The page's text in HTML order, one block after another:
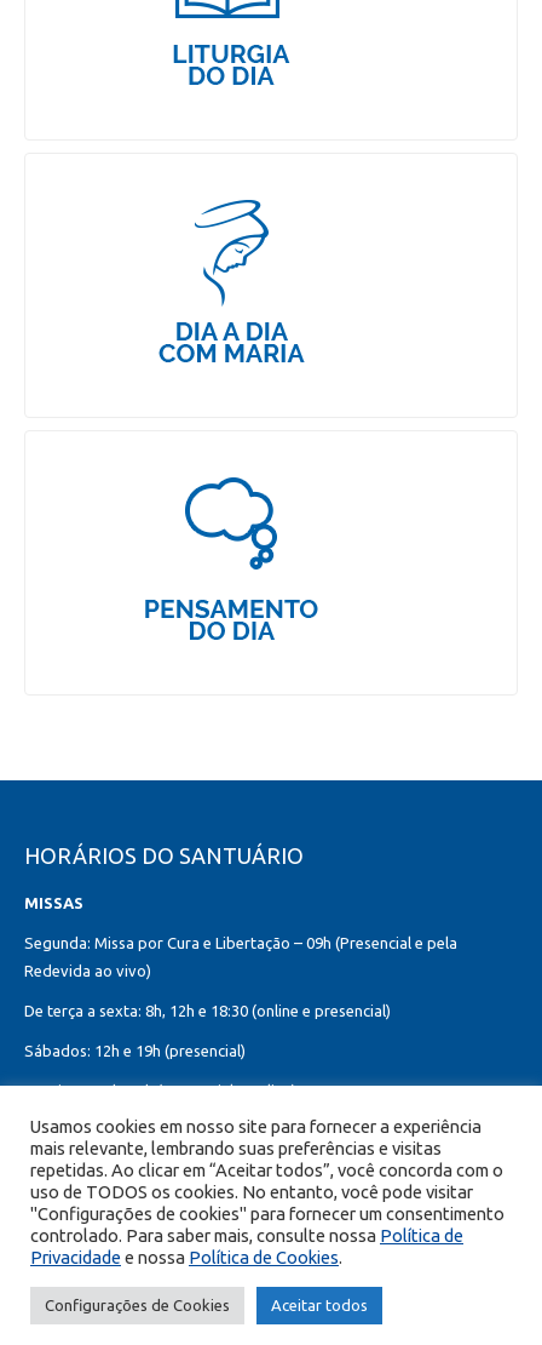
HORÁRIOS DO SANTUÁRIO
MISSAS
Segunda: Missa por Cura e Libertação – 09h (Presencial e pela
Redevida ao vivo)
De terça a sexta: 8h, 12h e 18:30 (online e presencial)
Sábados: 12h e 19h (presencial)
Domingos: 8h, 10h (presencial e online)
12h, 18h30 (presencial)
Missa do Sagrado Coração de Jesus:
Toda primeira sexta-feira do mês – 8h, 12h e 19h (online e presencial)
reservados.
Usamos cookies em nosso site para fornecer a experiência
mais relevante, lembrando suas preferências e visitas
repetidas. Ao clicar em “Aceitar todos”, você concorda com o
uso de TODOS os cookies. No entanto, você pode visitar
"Configurações de cookies" para fornecer um consentimento
controlado. Para saber mais, consulte nossa Política de
Privacidade e nossa Política de Cookies.
Configurações de Cookies Aceitar todos